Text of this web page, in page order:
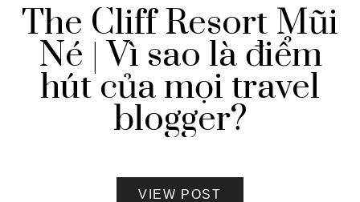
The Cliff Resort Mũi
Né | Vì sao là điểm
hút của mọi travel
blogger?
VIEW POST